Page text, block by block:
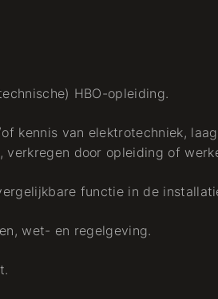
HBO-opleiding.
kennis van elektrotechniek,
verkregen door opleiding of
functie in de
wet- en regelgeving.